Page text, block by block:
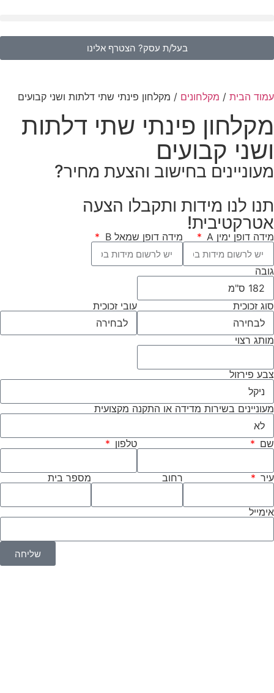
בעל/ת עסק? הצטרף אלינו
עמוד הבית / מקלחונים / מקלחון פינתי שתי דלתות ושני קבועים
מקלחון פינתי שתי דלתות
ושני קבועים
מעוניינים בחישוב והצעת מחיר?
תנו לנו מידות ותקבלו הצעה
אטרקטיבית!
מידה דופן ימין A מידה דופן שמאל B
גובה
סוג זכוכית עובי זכוכית
מותג רצוי
צבע פירזול
מעוניינים בשירות מדידה או התקנה מקצועית
שם טלפון
עיר רחוב מספר בית
אימייל
שליחה